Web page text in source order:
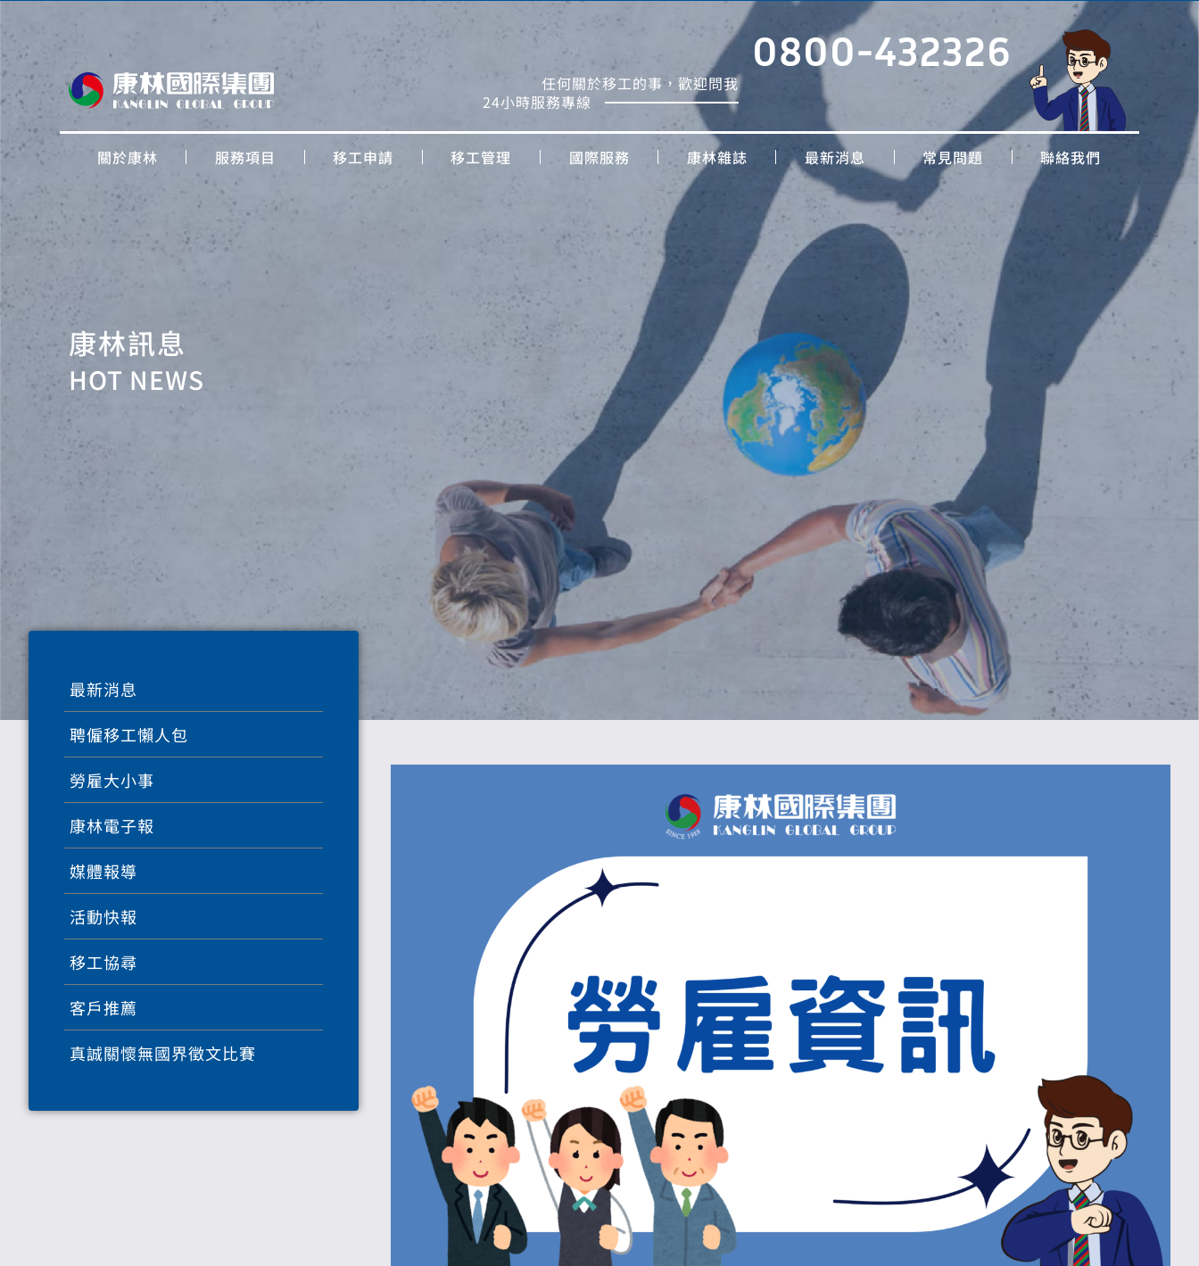
任何關於移工的事，歡迎問我
24小時服務專線
0800-432326
關於康林 服務項目 移工申請 移工管理 國際服務 康林雜誌 最新消息 常見問題 聯絡我們
康林訊息
HOT NEWS
最新消息
聘僱移工懶人包
勞雇大小事
康林電子報
媒體報導
活動快報
移工協尋
客戶推薦
真誠關懷無國界徵文比賽